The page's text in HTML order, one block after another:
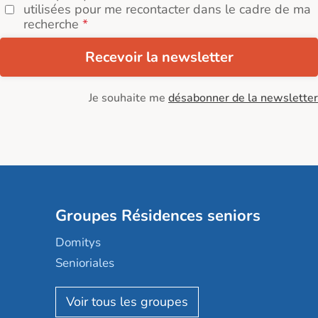
utilisées pour me recontacter dans le cadre de ma
recherche
Recevoir la newsletter
Je souhaite me désabonner de la newsletter
Groupes Résidences seniors
Domitys
Senioriales
Nohée
Les Résidentiels